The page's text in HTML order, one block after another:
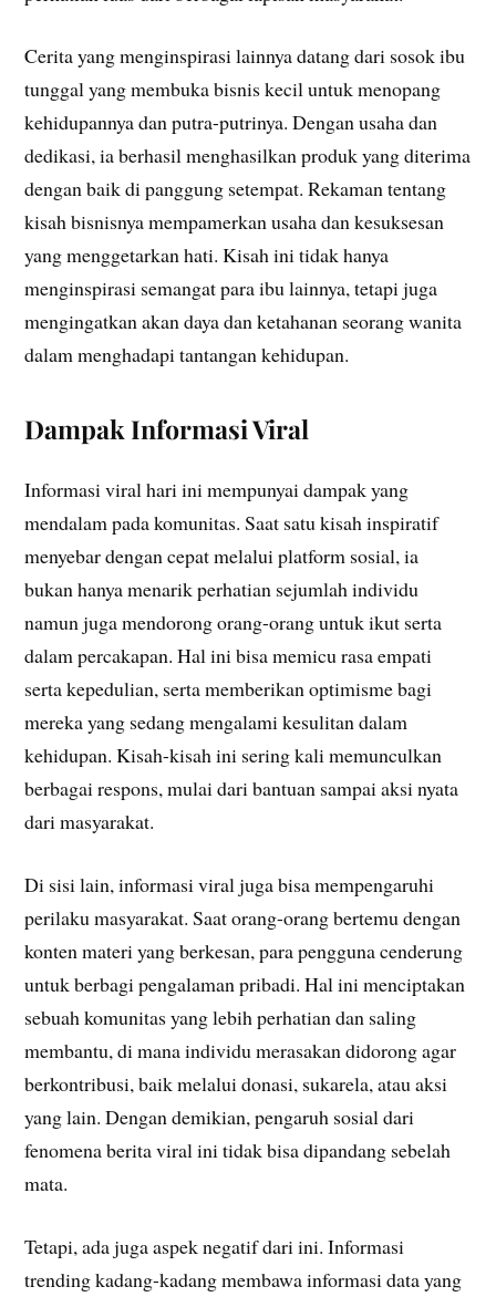
Cerita yang menginspirasi lainnya datang dari sosok ibu
tunggal yang membuka bisnis kecil untuk menopang
kehidupannya dan putra-putrinya. Dengan usaha dan
dedikasi, ia berhasil menghasilkan produk yang diterima
dengan baik di panggung setempat. Rekaman tentang
kisah bisnisnya mempamerkan usaha dan kesuksesan
yang menggetarkan hati. Kisah ini tidak hanya
menginspirasi semangat para ibu lainnya, tetapi juga
mengingatkan akan daya dan ketahanan seorang wanita
dalam menghadapi tantangan kehidupan.
Dampak Informasi Viral
Informasi viral hari ini mempunyai dampak yang
mendalam pada komunitas. Saat satu kisah inspiratif
menyebar dengan cepat melalui platform sosial, ia
bukan hanya menarik perhatian sejumlah individu
namun juga mendorong orang-orang untuk ikut serta
dalam percakapan. Hal ini bisa memicu rasa empati
serta kepedulian, serta memberikan optimisme bagi
mereka yang sedang mengalami kesulitan dalam
kehidupan. Kisah-kisah ini sering kali memunculkan
berbagai respons, mulai dari bantuan sampai aksi nyata
dari masyarakat.
Di sisi lain, informasi viral juga bisa mempengaruhi
perilaku masyarakat. Saat orang-orang bertemu dengan
konten materi yang berkesan, para pengguna cenderung
untuk berbagi pengalaman pribadi. Hal ini menciptakan
sebuah komunitas yang lebih perhatian dan saling
membantu, di mana individu merasakan didorong agar
berkontribusi, baik melalui donasi, sukarela, atau aksi
yang lain. Dengan demikian, pengaruh sosial dari
fenomena berita viral ini tidak bisa dipandang sebelah
mata.
Tetapi, ada juga aspek negatif dari ini. Informasi
trending kadang-kadang membawa informasi data yang